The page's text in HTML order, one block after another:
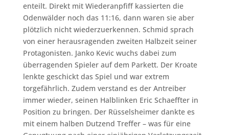
enteilt. Direkt mit Wiederanpfiff kassierten die
Odenwälder noch das 11:16, dann waren sie aber
plötzlich nicht wiederzuerkennen. Schmid sprach
von einer herausragenden zweiten Halbzeit seiner
Protagonisten. Janko Kevic wuchs dabei zum
überragenden Spieler auf dem Parkett. Der Kroate
lenkte geschickt das Spiel und war extrem
torgefährlich. Zudem verstand es der Antreiber
immer wieder, seinen Halblinken Eric Schaeffter in
Position zu bringen. Der Rüsselsheimer dankte es
mit einem halben Dutzend Treffer – was für eine